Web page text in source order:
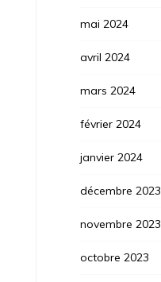
mai 2024
avril 2024
mars 2024
février 2024
janvier 2024
décembre 2023
novembre 2023
octobre 2023